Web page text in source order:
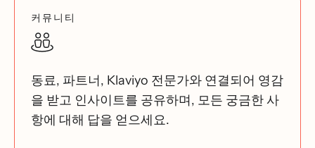
커뮤니티
동료, 파트너, Klaviyo 전문가와 연결되어 영감
을 받고 인사이트를 공유하며, 모든 궁금한 사
항에 대해 답을 얻으세요.